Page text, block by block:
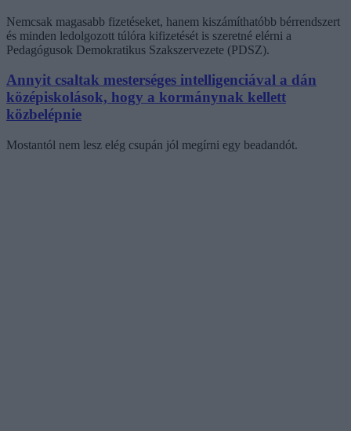
Nemcsak magasabb fizetéseket, hanem kiszámíthatóbb bérrendszert
és minden ledolgozott túlóra kifizetését is szeretné elérni a
Pedagógusok Demokratikus Szakszervezete (PDSZ).
Annyit csaltak mesterséges intelligenciával a dán
középiskolások, hogy a kormánynak kellett
közbelépnie
Mostantól nem lesz elég csupán jól megírni egy beadandót.